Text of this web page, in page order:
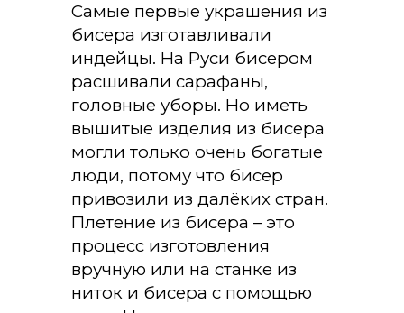
Самые первые украшения из
бисера изготавливали
индейцы. На Руси бисером
расшивали сарафаны,
головные уборы. Но иметь
вышитые изделия из бисера
могли только очень богатые
люди, потому что бисер
привозили из далёких стран.
Плетение из бисера – это
процесс изготовления
вручную или на станке из
ниток и бисера с помощью